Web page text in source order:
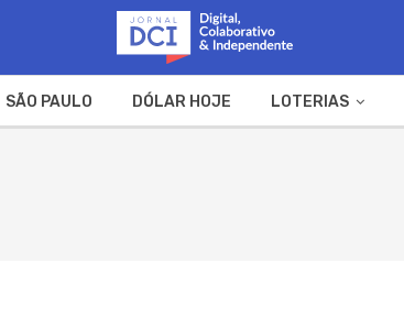
SÃO PAULO DÓLAR HOJE LOTERIAS